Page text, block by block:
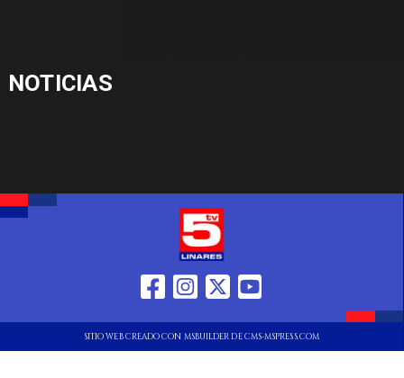
NOTICIAS
SITIO WEB CREADO CON MSBUILDER DE CMS-MSPRESS.COM